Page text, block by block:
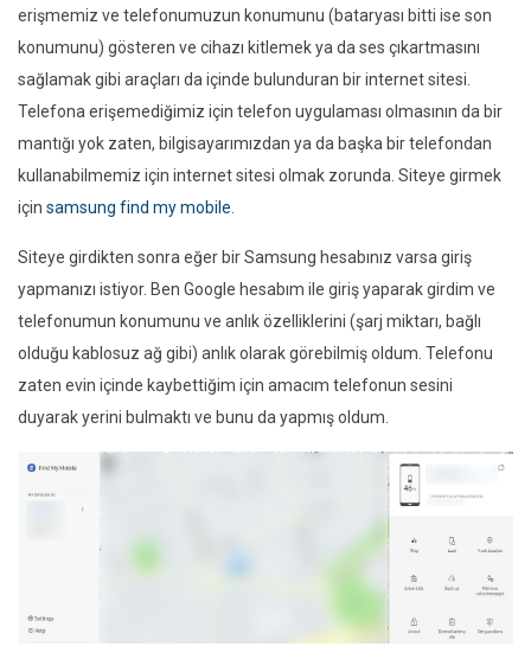
erişmemiz ve telefonumuzun konumunu (bataryası bitti ise son
konumunu) gösteren ve cihazı kitlemek ya da ses çıkartmasını
sağlamak gibi araçları da içinde bulunduran bir internet sitesi.
Telefona erişemediğimiz için telefon uygulaması olmasının da bir
mantığı yok zaten, bilgisayarımızdan ya da başka bir telefondan
kullanabilmemiz için internet sitesi olmak zorunda. Siteye girmek
için samsung find my mobile
Siteye girdikten sonra eğer bir Samsung hesabınız varsa giriş
yapmanızı istiyor. Ben Google hesabım ile giriş yaparak girdim ve
telefonumun konumunu ve anlık özelliklerini (şarj miktarı, bağlı
olduğu kablosuz ağ gibi) anlık olarak görebilmiş oldum. Telefonu
zaten evin içinde kaybettiğim için amacım telefonun sesini
duyarak yerini bulmaktı ve bunu da yapmış oldum.